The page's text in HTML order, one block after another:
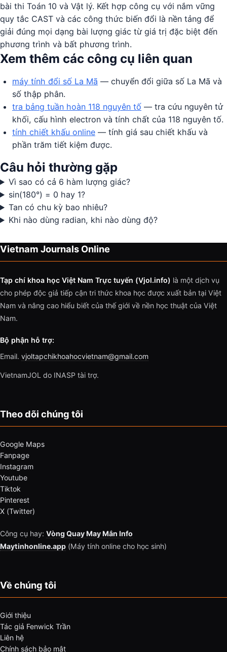
bài thi Toán 10 và Vật lý. Kết hợp công cụ với nắm vững
quy tắc CAST và các công thức biến đổi là nền tảng để
giải đúng mọi dạng bài lượng giác từ giá trị đặc biệt đến
phương trình và bất phương trình.
Xem thêm các công cụ liên quan
máy tính đổi số La Mã — chuyển đổi giữa số La Mã và
số thập phân.
tra bảng tuần hoàn 118 nguyên tố — tra cứu nguyên tử
khối, cấu hình electron và tính chất của 118 nguyên tố.
tính chiết khấu online — tính giá sau chiết khấu và
phần trăm tiết kiệm được.
Câu hỏi thường gặp
Vì sao có cả 6 hàm lượng giác?
sin(180°) = 0 hay 1?
Tan có chu kỳ bao nhiêu?
Khi nào dùng radian, khi nào dùng độ?
Vietnam Journals Online
Tạp chí khoa học Việt Nam Trực tuyến (Vjol.info) là một dịch vụ
cho phép độc giả tiếp cận tri thức khoa học được xuất bản tại Việt
Nam và nâng cao hiểu biết của thế giới về nền học thuật của Việt
Nam.
Bộ phận hỗ trợ:
Email. vjoltapchikhoahocvietnam@gmail.com
VietnamJOL do INASP tài trợ.
Theo dõi chúng tôi
Google Maps
Fanpage
Instagram
Youtube
Tiktok
Pinterest
X (Twitter)
Công cụ hay: Vòng Quay May Mắn Info
Maytinhonline.app (Máy tính online cho học sinh)
Về chúng tôi
Giới thiệu
Tác giả Fenwick Trần
Liên hệ
Chính sách bảo mật